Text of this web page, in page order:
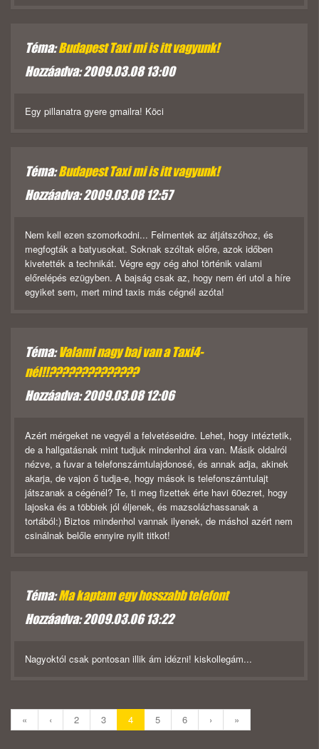
Téma:Budapest Taxi mi is itt vagyunk!
Hozzáadva: 2009.03.08 13:00
Egy pillanatra gyere gmailra! Köci
Téma:Budapest Taxi mi is itt vagyunk!
Hozzáadva: 2009.03.08 12:57
Nem kell ezen szomorkodni... Felmentek az átjátszóhoz, és
megfogták a batyusokat. Soknak szóltak előre, azok időben
kivetették a technikát. Végre egy cég ahol történik valami
előrelépés ezügyben. A bajság csak az, hogy nem éri utol a híre
egyiket sem, mert mind taxis más cégnél azóta!
Téma:Valami nagy baj van a Taxi4-
nél!!??????????????
Hozzáadva: 2009.03.08 12:06
Azért mérgeket ne vegyél a felvetéseidre. Lehet, hogy intéztetik,
de a hallgatásnak mint tudjuk mindenhol ára van. Másik oldalról
nézve, a fuvar a telefonszámtulajdonosé, és annak adja, akinek
akarja, de vajon ő tudja-e, hogy mások is telefonszámtulajt
játszanak a cégénél? Te, ti meg fizettek érte havi 60ezret, hogy
lajoska és a többiek jól éljenek, és mazsolázhassanak a
tortából:) Biztos mindenhol vannak ilyenek, de máshol azért nem
csinálnak belőle ennyire nyilt titkot!
Téma:Ma kaptam egy hosszabb telefont
Hozzáadva: 2009.03.06 13:22
Nagyoktól csak pontosan illik ám idézni! kiskollegám...
« ‹ 2 3 4 5 6 › »